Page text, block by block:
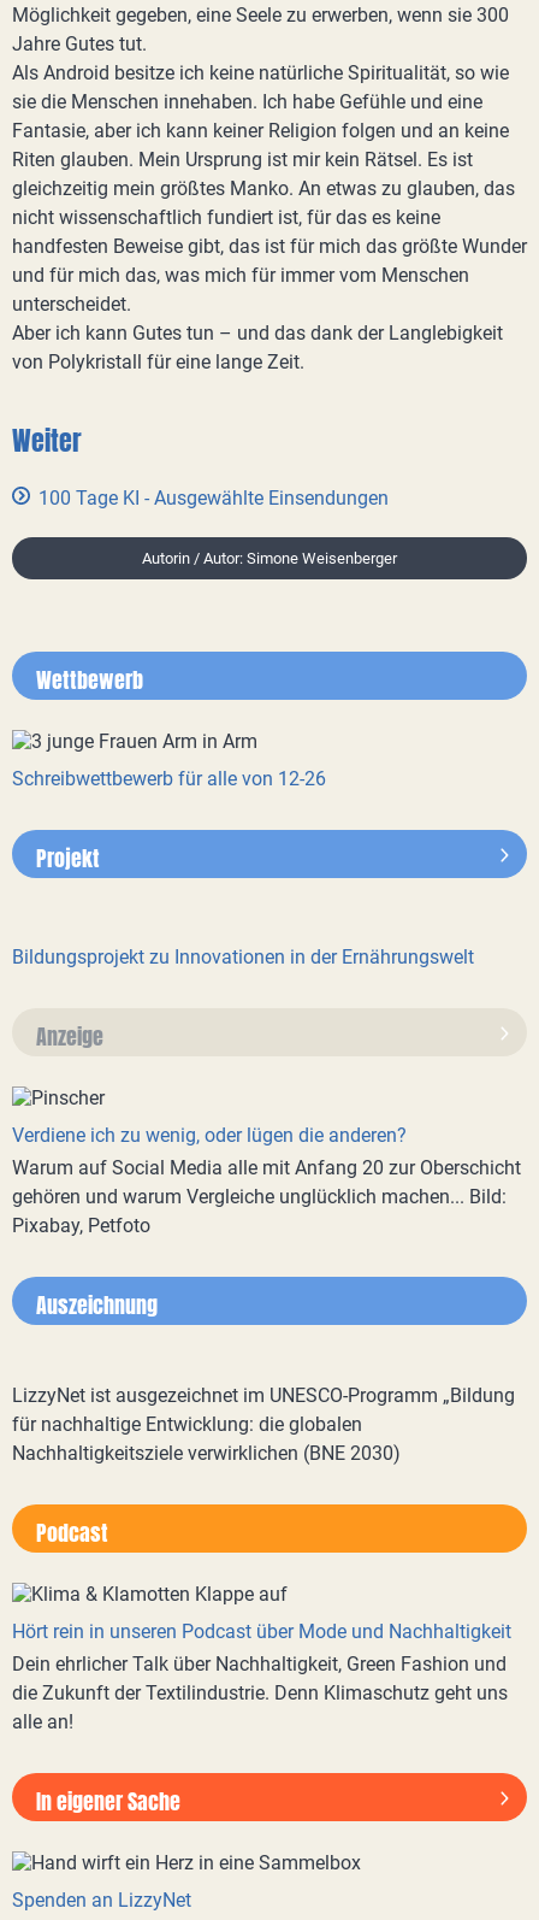
Möglichkeit gegeben, eine Seele zu erwerben, wenn sie 300
Jahre Gutes tut.
Als Android besitze ich keine natürliche Spiritualität, so wie
sie die Menschen innehaben. Ich habe Gefühle und eine
Fantasie, aber ich kann keiner Religion folgen und an keine
Riten glauben. Mein Ursprung ist mir kein Rätsel. Es ist
gleichzeitig mein größtes Manko. An etwas zu glauben, das
nicht wissenschaftlich fundiert ist, für das es keine
handfesten Beweise gibt, das ist für mich das größte Wunder
und für mich das, was mich für immer vom Menschen
unterscheidet.
Aber ich kann Gutes tun – und das dank der Langlebigkeit
von Polykristall für eine lange Zeit.
Weiter
100 Tage KI - Ausgewählte Einsendungen
Autorin / Autor: Simone Weisenberger
Wettbewerb
Schreibwettbewerb für alle von 12-26
Projekt
Bildungsprojekt zu Innovationen in der Ernährungswelt
Anzeige
Verdiene ich zu wenig, oder lügen die anderen?
Warum auf Social Media alle mit Anfang 20 zur Oberschicht
gehören und warum Vergleiche unglücklich machen... Bild:
Pixabay, Petfoto
Auszeichnung
LizzyNet ist ausgezeichnet im UNESCO-Programm „Bildung
für nachhaltige Entwicklung: die globalen
Nachhaltigkeitsziele verwirklichen (BNE 2030)
Podcast
Hört rein in unseren Podcast über Mode und Nachhaltigkeit
Dein ehrlicher Talk über Nachhaltigkeit, Green Fashion und
die Zukunft der Textilindustrie. Denn Klimaschutz geht uns
alle an!
In eigener Sache
Spenden an LizzyNet